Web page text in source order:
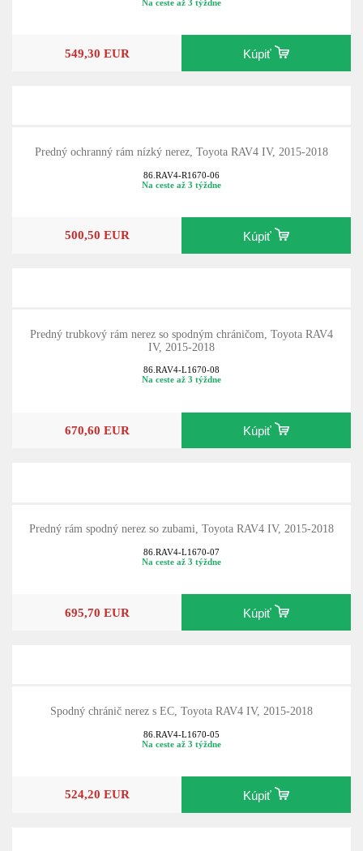
Na ceste až 3 týždne
549,30 EUR Kúpiť
Predný ochranný rám nízký nerez, Toyota RAV4 IV, 2015-2018
86.RAV4-R1670-06
Na ceste až 3 týždne
500,50 EUR Kúpiť
Predný trubkový rám nerez so spodným chráničom, Toyota RAV4
IV, 2015-2018
86.RAV4-L1670-08
Na ceste až 3 týždne
670,60 EUR Kúpiť
Predný rám spodný nerez so zubami, Toyota RAV4 IV, 2015-2018
86.RAV4-L1670-07
Na ceste až 3 týždne
695,70 EUR Kúpiť
Spodný chránič nerez s EC, Toyota RAV4 IV, 2015-2018
86.RAV4-L1670-05
Na ceste až 3 týždne
524,20 EUR Kúpiť